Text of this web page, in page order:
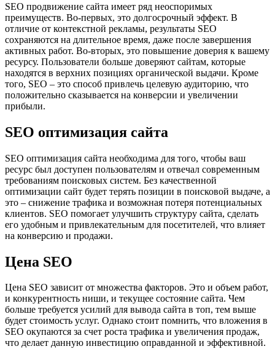
SEO продвижение сайта имеет ряд неоспоримых
преимуществ. Во-первых, это долгосрочный эффект. В
отличие от контекстной рекламы, результаты SEO
сохраняются на длительное время, даже после завершения
активных работ. Во-вторых, это повышение доверия к вашему
ресурсу. Пользователи больше доверяют сайтам, которые
находятся в верхних позициях органической выдачи. Кроме
того, SEO – это способ привлечь целевую аудиторию, что
положительно сказывается на конверсии и увеличении
прибыли.
SEO оптимизация сайта
SEO оптимизация сайта необходима для того, чтобы ваш
ресурс был доступен пользователям и отвечал современным
требованиям поисковых систем. Без качественной
оптимизации сайт будет терять позиции в поисковой выдаче, а
это – снижение трафика и возможная потеря потенциальных
клиентов. SEO помогает улучшить структуру сайта, сделать
его удобным и привлекательным для посетителей, что влияет
на конверсию и продажи.
Цена SEO
Цена SEO зависит от множества факторов. Это и объем работ,
и конкурентность ниши, и текущее состояние сайта. Чем
больше требуется усилий для вывода сайта в топ, тем выше
будет стоимость услуг. Однако стоит помнить, что вложения в
SEO окупаются за счет роста трафика и увеличения продаж,
что делает данную инвестицию оправданной и эффективной.